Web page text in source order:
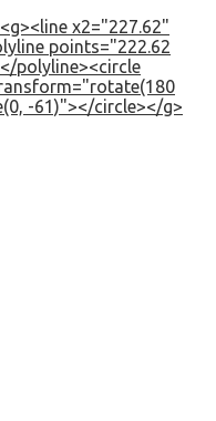
x2="227.62"
points="222.62
polyline><circle
-61)"></circle></g>